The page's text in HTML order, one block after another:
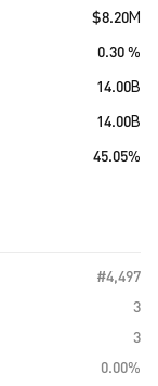
$8.20M
0.30 %
14.00B
14.00B
45.05%
#4,497
3
3
0.00%